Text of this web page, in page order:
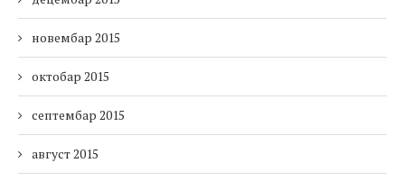
новембар 2015
октобар 2015
септембар 2015
август 2015